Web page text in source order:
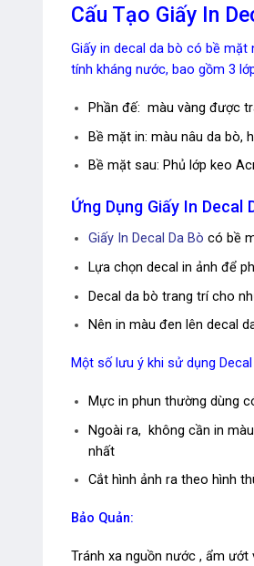
Cấu Tạo Giấy In
Giấy in decal da bò có bề
tính kháng nước, bao gồm 3
Phần đế: màu vàng được
Bề mặt in: màu nâu da bò,
Bề mặt sau: Phủ lớp keo
Ứng Dụng Giấy In Decal
Giấy In Decal Da Bò có bề
Lựa chọn decal in ảnh để
Decal da bò trang trí cho
Nên in màu đen lên decal
Một số lưu ý khi sử dụng Decal
Mực in phun thường dùng
Ngoài ra, không cần in
nhất
Cắt hình ảnh ra theo hình
Bảo Quản:
Tránh xa nguồn nước , ẩm